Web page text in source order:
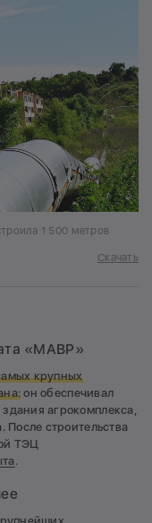
1 500 метров
Скачать
«МАВР»
крупных
он обеспечивал
агрокомплекса,
После строительства
ТЭЦ
.